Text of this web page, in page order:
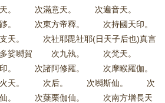
天。 次滿意天。 次遍音天。
。 次東方帝釋。 次持國天印。
。 次社耶毘社耶(日天子后也)真言
多娑嚩賀 次九執。 次梵天。
。 次諸阿修羅。 次摩睺羅伽。
天。 次后。 次嚩斯仙。 次
。 次蘖栗伽仙。 次南方增長天